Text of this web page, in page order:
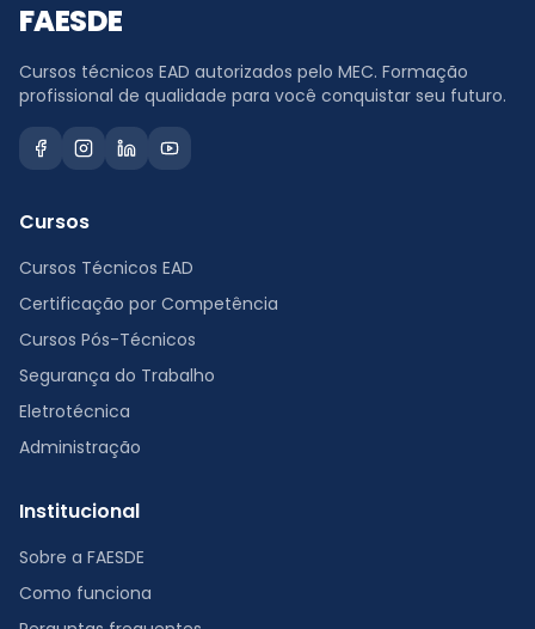
FAESDE
Cursos técnicos EAD autorizados pelo MEC. Formação
profissional de qualidade para você conquistar seu futuro.
Cursos
Cursos Técnicos EAD
Certificação por Competência
Cursos Pós-Técnicos
Segurança do Trabalho
Eletrotécnica
Administração
Institucional
Sobre a FAESDE
Como funciona